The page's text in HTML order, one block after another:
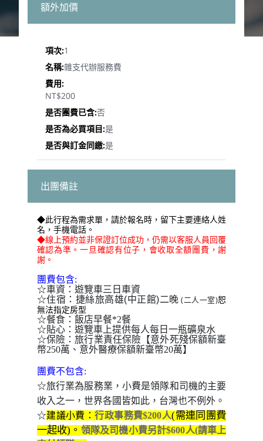
額外加價
1
雜支代辦服務費
NT$200
否
是
是
出團備註
◆此行程為需求單，請於報名時，留下主要連絡人姓
名，手機電話。
◆線上預約並非保證訂位成功，仍需以客服人員回覆
確認為準。一旦確認有位子，會收取全額團費，謝
謝。
團費包含:
☆車資：遊覽車三日車資
☆住宿： 捷絲旅高雄(中正館)二晚 (二人一室)恕
無法指定房型
☆餐食：飯店早餐*2餐
☆貼心：遊覽車上提供每人每日一瓶礦泉水
☆保險：旅行業責任保險【意外死殘保額新臺
幣250萬、意外醫療保額新臺幣20萬】
團費不包含:
☆旅行業為服務業，小費是領隊和司機的主要
收入之一，世界各國皆如此，台灣也不例外。
☆建議小費：行政事務費$200人(需連同團費
一起收)。 領隊及司機小費另計$600人(請車上